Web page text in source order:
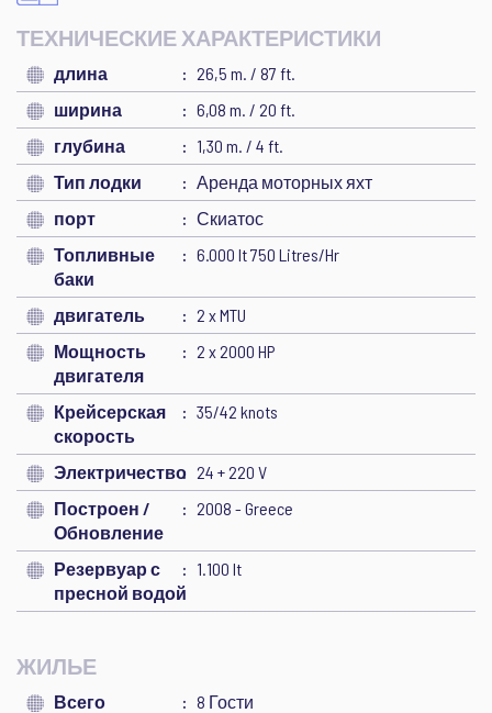
ТЕХНИЧЕСКИЕ ХАРАКТЕРИСТИКИ
длина
26,5 m. / 87 ft.
ширина
6,08 m. / 20 ft.
глубина
1,30 m. / 4 ft.
Тип лодки
Аренда моторных яхт
порт
Скиатос
Топливные
баки
6.000 lt 750 Litres/Hr
двигатель
2 x MTU
Мощность
двигателя
2 x 2000 HP
Крейсерская
скорость
35/42 knots
Электричество 24 + 220 V
Построен /
Обновление
2008 - Greece
Резервуар с
пресной водой
1.100 lt
ЖИЛЬЕ
Всего
8 Гости